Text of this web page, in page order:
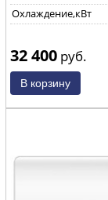
Охлаждение,кВт
32 400 руб.